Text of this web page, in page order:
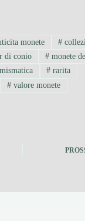
monete #
di conio # monete
# rarita
#valore monete